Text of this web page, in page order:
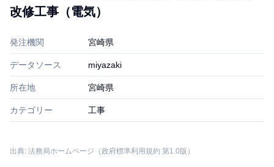
企業検索
改修工事（電気）
発注機関 宮崎県
データソース miyazaki
所在地 宮崎県
カテゴリー 工事
出典: 法務局ホームページ（政府標準利用規約 第1.0版）